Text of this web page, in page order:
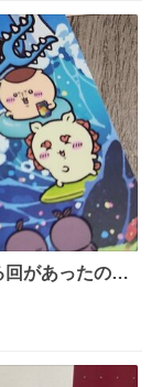
があったので
ーンの登場シ
がとてもよい